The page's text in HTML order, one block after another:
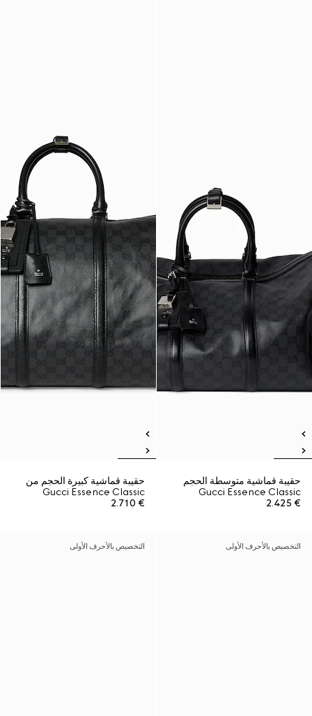
حقيبة قماشية متوسطة الحجم
Gucci Essence Classic
€ 2.425
حقيبة قماشية كبيرة الحجم من
Gucci Essence Classic
€ 2.710
التخصيص بالأحرف الأولى التخصيص بالأحرف الأولى